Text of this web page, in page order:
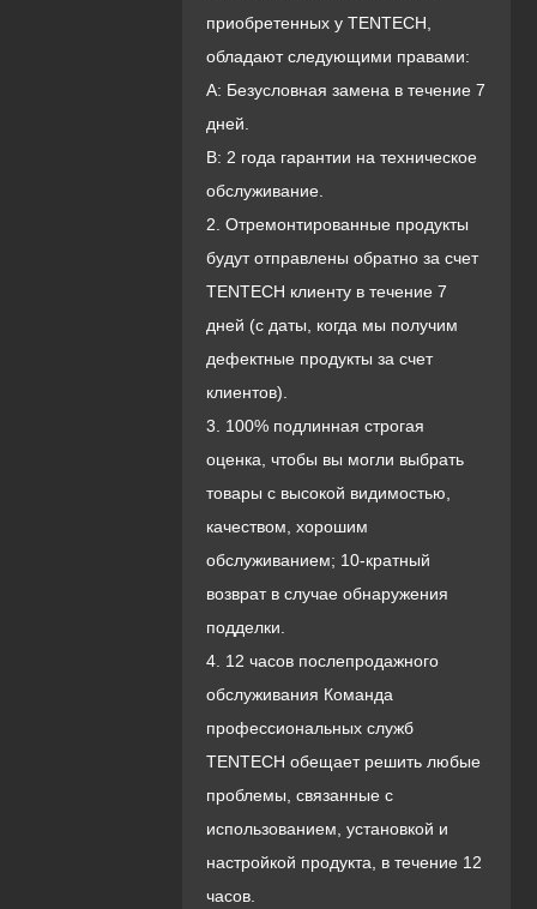
приобретенных у TENTECH,
обладают следующими правами:
A: Безусловная замена в течение 7
дней.
B: 2 года гарантии на техническое
обслуживание.
2. Отремонтированные продукты
будут отправлены обратно за счет
TENTECH клиенту в течение 7
дней (с даты, когда мы получим
дефектные продукты за счет
клиентов).
3. 100% подлинная строгая
оценка, чтобы вы могли выбрать
товары с высокой видимостью,
качеством, хорошим
обслуживанием; 10-кратный
возврат в случае обнаружения
подделки.
4. 12 часов послепродажного
обслуживания Команда
профессиональных служб
TENTECH обещает решить любые
проблемы, связанные с
использованием, установкой и
настройкой продукта, в течение 12
часов.